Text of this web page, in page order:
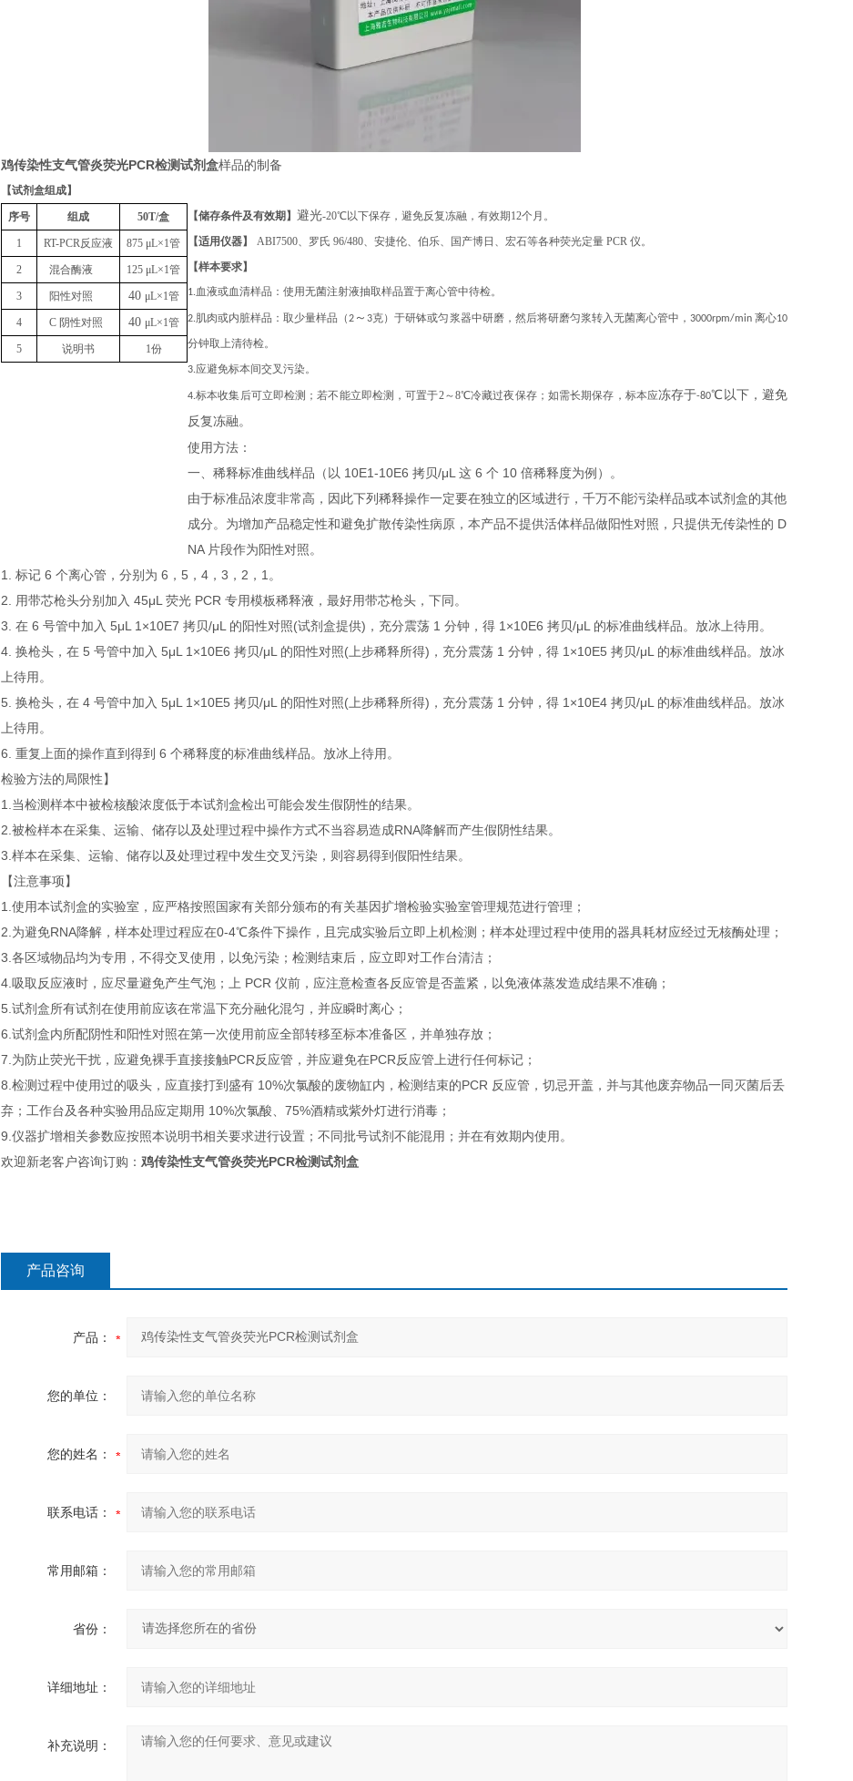
鸡传染性支气管炎荧光PCR检测试剂盒样品的制备
【试剂盒组成】
序号 组成 50T/盒
1 RT-PCR反应液 875 μL×1管
2 混合酶液 125 μL×1管
3 阳性对照 40 μL×1管
4 C 阴性对照 40 μL×1管
5 说明书 1份
【储存条件及有效期】 避光-20℃以下保存，避免反复冻融，有效期12个月。
【适用仪器】
ABI7500、罗氏 96/480、安捷伦、伯乐、国产博日、宏石等各种荧光定量 PCR 仪。
【样本要求】
1.血液或血清样品：使用无菌注射液抽取样品置于离心管中待检。
2.肌肉或内脏样品：取少量样品（2 ～3克）于研钵或匀浆器中研磨，然后将研磨匀浆转入无菌离心管中，3000rpm/min 离心10
分钟取上清待检。
3.应避免标本间交叉污染。
4.标本收集后可立即检测；若不能立即检测，可置于2～8℃冷藏过夜保存；如需长期保存，标本应冻存于-80℃ 以下，避免
反复冻融。
使用方法：
一、稀释标准曲线样品（以 10E1-10E6 拷贝/μL 这 6 个 10 倍稀释度为例）。
由于标准品浓度非常高，因此下列稀释操作一定要在独立的区域进行，千万不能污染样品或本试剂盒的其他
成分。为增加产品稳定性和避免扩散传染性病原，本产品不提供活体样品做阳性对照，只提供无传染性的 D
NA 片段作为阳性对照。
1. 标记 6 个离心管，分别为 6，5，4，3，2，1。
2. 用带芯枪头分别加入 45μL 荧光 PCR 专用模板稀释液，最好用带芯枪头，下同。
3. 在 6 号管中加入 5μL 1×10E7 拷贝/μL 的阳性对照(试剂盒提供)，充分震荡 1 分钟，得 1×10E6 拷贝/μL 的标准曲线样品。放冰上待用。
4. 换枪头，在 5 号管中加入 5μL 1×10E6 拷贝/μL 的阳性对照(上步稀释所得)，充分震荡 1 分钟，得 1×10E5 拷贝/μL 的标准曲线样品。放冰
上待用。
5. 换枪头，在 4 号管中加入 5μL 1×10E5 拷贝/μL 的阳性对照(上步稀释所得)，充分震荡 1 分钟，得 1×10E4 拷贝/μL 的标准曲线样品。放冰
上待用。
6. 重复上面的操作直到得到 6 个稀释度的标准曲线样品。放冰上待用。
检验方法的局限性】
1.当检测样本中被检核酸浓度低于本试剂盒检出可能会发生假阴性的结果。
2.被检样本在采集、运输、储存以及处理过程中操作方式不当容易造成RNA降解而产生假阴性结果。
3.样本在采集、运输、储存以及处理过程中发生交叉污染，则容易得到假阳性结果。
【注意事项】
1.使用本试剂盒的实验室，应严格按照国家有关部分颁布的有关基因扩增检验实验室管理规范进行管理；
2.为避免RNA降解，样本处理过程应在0-4℃条件下操作，且完成实验后立即上机检测；样本处理过程中使用的器具耗材应经过无核酶处理；
3.各区域物品均为专用，不得交叉使用，以免污染；检测结束后，应立即对工作台清洁；
4.吸取反应液时，应尽量避免产生气泡；上 PCR 仪前，应注意检查各反应管是否盖紧，以免液体蒸发造成结果不准确；
5.试剂盒所有试剂在使用前应该在常温下充分融化混匀，并应瞬时离心；
6.试剂盒内所配阴性和阳性对照在第一次使用前应全部转移至标本准备区，并单独存放；
7.为防止荧光干扰，应避免裸手直接接触PCR反应管，并应避免在PCR反应管上进行任何标记；
8.检测过程中使用过的吸头，应直接打到盛有 10%次氯酸的废物缸内，检测结束的PCR 反应管，切忌开盖，并与其他废弃物品一同灭菌后丢
弃；工作台及各种实验用品应定期用 10%次氯酸、75%酒精或紫外灯进行消毒；
9.仪器扩增相关参数应按照本说明书相关要求进行设置；不同批号试剂不能混用；并在有效期内使用。
欢迎新老客户咨询订购： 鸡传染性支气管炎荧光PCR检测试剂盒
产品咨询
产品：
您的单位：
您的姓名：
联系电话：
常用邮箱：
省份：
详细地址：
补充说明：